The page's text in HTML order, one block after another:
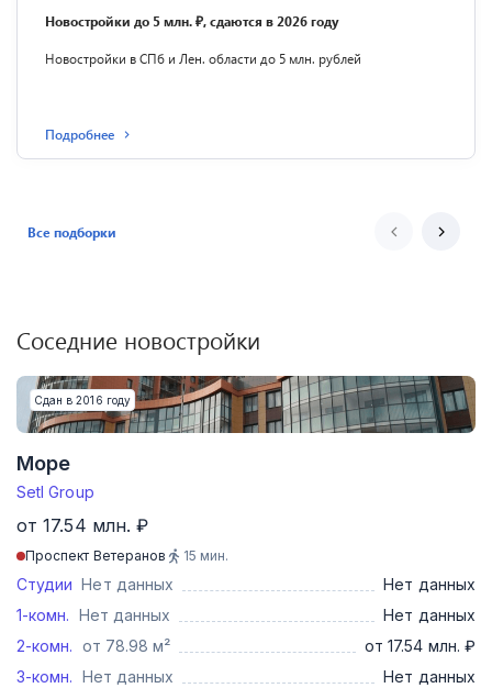
Новостройки до 5 млн. ₽, сдаются в 2026 году
Новостройки в СПб и Лен. области до 5 млн. рублей
Подробнее
Все подборки
Соседние новостройки
Сдан в 2016 году
Море
Setl Group
от 17.54 млн. ₽
Проспект Ветеранов 15 мин.
Студии Нет данных
Нет данных
1-комн. Нет данных
Нет данных
2-комн. от 78.98 м²
от 17.54 млн. ₽
3-комн. Нет данных
Нет данных